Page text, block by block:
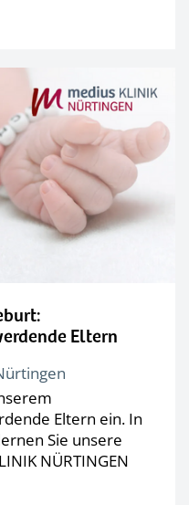
Eltern
Eltern ein. In
Sie unsere
NÜRTINGEN